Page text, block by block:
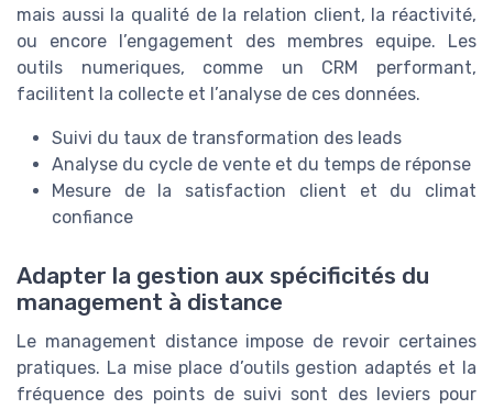
mais aussi la qualité de la relation client, la réactivité,
ou encore l’engagement des membres equipe. Les
outils numeriques, comme un CRM performant,
facilitent la collecte et l’analyse de ces données.
Suivi du taux de transformation des leads
Analyse du cycle de vente et du temps de réponse
Mesure de la satisfaction client et du climat
confiance
Adapter la gestion aux spécificités du
management à distance
Le management distance impose de revoir certaines
pratiques. La mise place d’outils gestion adaptés et la
fréquence des points de suivi sont des leviers pour